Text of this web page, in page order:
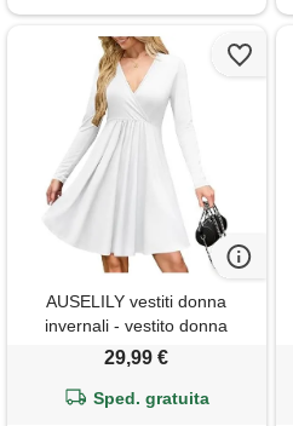
AUSELILY vestiti donna
invernali - vestito donna
avvolgente con scollo a v
elegante casual eleganti con
29,99 €
Sped. gratuita